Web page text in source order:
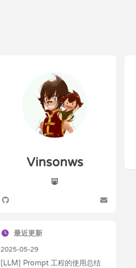
Vinsonws
🐷
最近更新
2025-05-29
[LLM] Prompt 工程的使用总结